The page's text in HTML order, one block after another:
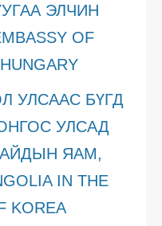
ЭЛЧИН
OF
УЛСААС БҮГД
УЛСАД
ЯАМ,
IN THE
KOREA